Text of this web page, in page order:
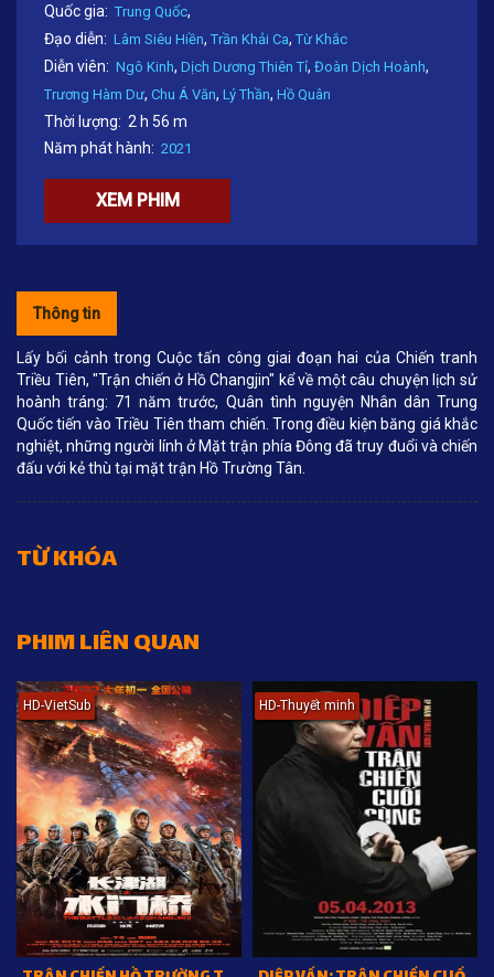
Quốc gia: Trung Quốc,
Đạo diễn: Lâm Siêu Hiền, Trần Khải Ca, Từ Khắc
Diễn viên: Ngô Kinh, Dịch Dương Thiên Tỉ, Đoàn Dịch Hoành,
Trương Hàm Dư, Chu Á Văn, Lý Thần, Hồ Quân
Thời lượng: 2 h 56 m
Năm phát hành: 2021
XEM PHIM
Thông tin
Lấy bối cảnh trong Cuộc tấn công giai đoạn hai của Chiến tranh
Triều Tiên, "Trận chiến ở Hồ Changjin" kể về một câu chuyện lịch sử
hoành tráng: 71 năm trước, Quân tình nguyện Nhân dân Trung
Quốc tiến vào Triều Tiên tham chiến. Trong điều kiện băng giá khắc
nghiệt, những người lính ở Mặt trận phía Đông đã truy đuổi và chiến
đấu với kẻ thù tại mặt trận Hồ Trường Tân.
TỪ KHÓA
PHIM LIÊN QUAN
HD-VietSub HD-Thuyết minh